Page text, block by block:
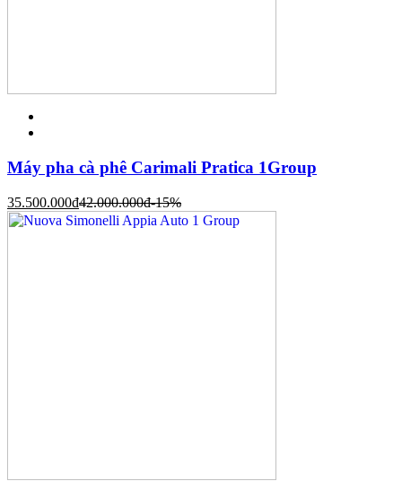
Máy pha cà phê Carimali Pratica 1Group
35.500.000đ42.000.000đ-15%